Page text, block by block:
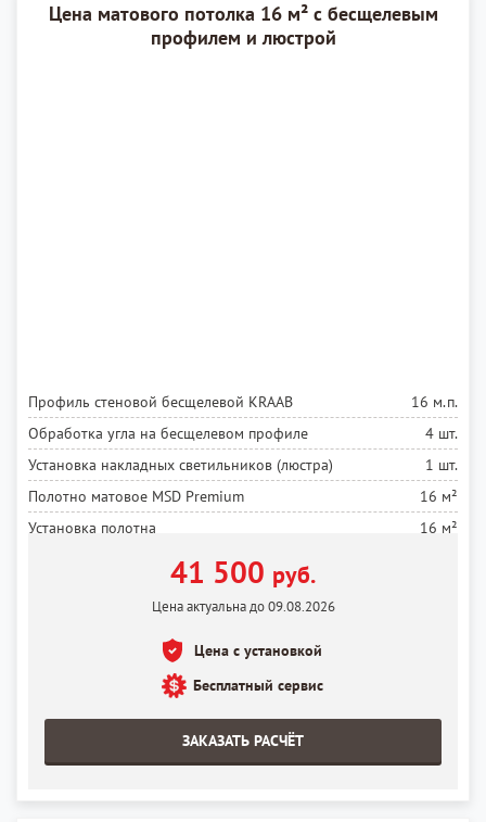
Цена матового потолка 16 м² с бесщелевым
профилем и люстрой
Профиль стеновой бесщелевой KRAAB
16 м.п.
Обработка угла на бесщелевом профиле
4 шт.
Установка накладных светильников (люстра)
1 шт.
Полотно матовое MSD Premium
16 м²
Установка полотна
16 м²
41 500 руб.
Цена актуальна до 09.08.2026
Цена с установкой
Бесплатный сервис
ЗАКАЗАТЬ РАСЧЁТ